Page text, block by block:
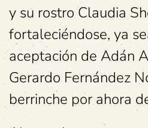
y su rostro Claudia
fortaleciéndose, ya
aceptación de Adán
Gerardo Fernández
berrinche por ahora